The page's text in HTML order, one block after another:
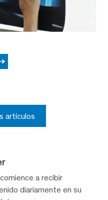
artículos
a recibir
diariamente en su